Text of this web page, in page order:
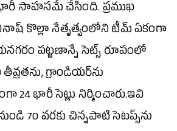
భారీ సాహసమే చేసింది. ప్రముఖ
కొల్లా నేతృత్వంలోని టీమ్ ఏకంగా
పట్టణాన్నే సెట్స్ రూపంలో
గ్రాండియర్‌ను
24 భారీ సెట్లు నిర్మించారు.ఇవి
70 వరకు చిన్నపాటి సెటప్స్‌ను